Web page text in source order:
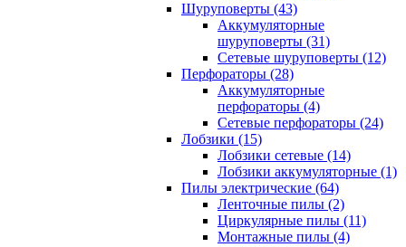
Шуруповерты (43)
Аккумуляторные
шуруповерты (31)
Сетевые шуруповерты (12)
Перфораторы (28)
Аккумуляторные
перфораторы (4)
Сетевые перфораторы (24)
Лобзики (15)
Лобзики сетевые (14)
Лобзики аккумуляторные (1)
Пилы электрические (64)
Ленточные пилы (2)
Циркулярные пилы (11)
Монтажные пилы (4)